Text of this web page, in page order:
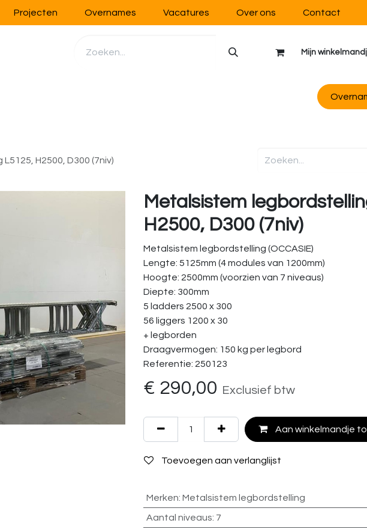
Projecten Overnames Vacatures Over ons Contact
Mijn
H2500, D300 (7niv)
Metalsistem
H2500, D300 (7niv)
Metalsistem legbordstelling (OCCASIE)
Lengte: 5125mm (4 modules van 1200mm)
Hoogte: 2500mm (voorzien van 7 niveaus)
Diepte: 300mm
5 ladders 2500 x 300
56 liggers 1200 x 30
+ legborden
Draagvermogen: 150 kg per legbord
Referentie: 250123
€ 290,00 Exclusief btw
Aan winkelmandje
Toevoegen aan verlanglijst
Merken: Metalsistem legbordstelling
Aantal niveaus: 7